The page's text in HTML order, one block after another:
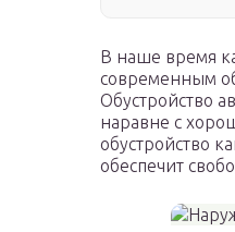
В наше время
современным
Обустройство
наравне с
обустройство
обеспечит